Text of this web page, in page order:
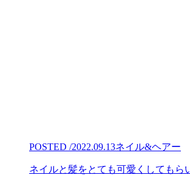
POSTED /2022.09.13ネイル&ヘアー
ネイルと髪をとても可愛くしてもら